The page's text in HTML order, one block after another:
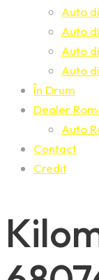
Auto
Auto
Auto
Auto
În Drum
Dealer
Auto
Contact
Credit